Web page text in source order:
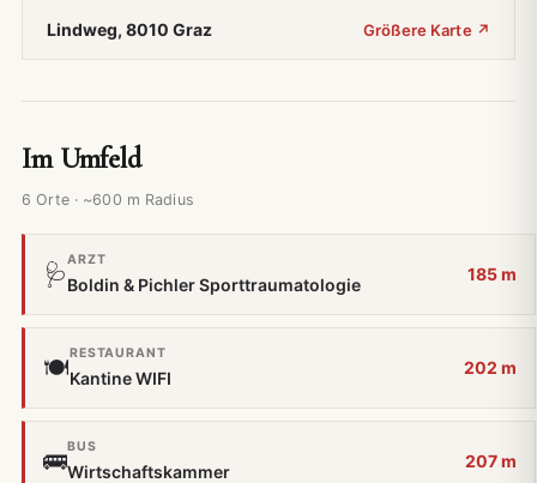
Lindweg, 8010 Graz Größere Karte ↗
Im Umfeld
6 Orte · ~600 m Radius
🩺
ARZT
Boldin & Pichler Sporttraumatologie
185 m
🍽️
RESTAURANT
Kantine WIFI
202 m
🚌
BUS
Wirtschaftskammer
207 m